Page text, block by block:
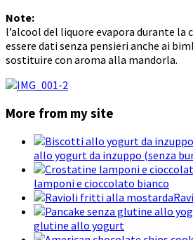
Note:
l’alcool del liquore evapora durante la
essere dati senza pensieri anche ai
sostituire con aroma alla mandorla.
More from my site
allo yogurt da inzuppo (senza
lamponi e cioccolato bianco
glutine allo yogurt